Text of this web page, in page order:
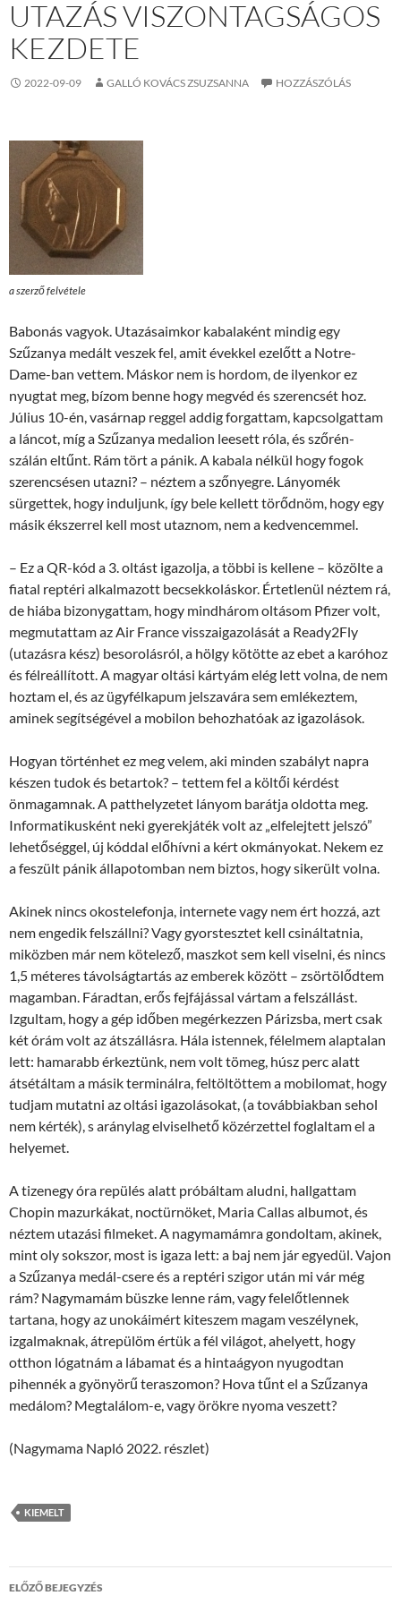
UTAZÁS VISZONTAGSÁGOS
KEZDETE
2022-09-09 GALLÓ KOVÁCS ZSUZSANNA HOZZÁSZÓLÁS
a szerző felvétele
Babonás vagyok. Utazásaimkor kabalaként mindig egy
Szűzanya medált veszek fel, amit évekkel ezelőtt a Notre-
Dame-ban vettem. Máskor nem is hordom, de ilyenkor ez
nyugtat meg, bízom benne hogy megvéd és szerencsét hoz.
Július 10-én, vasárnap reggel addig forgattam, kapcsolgattam
a láncot, míg a Szűzanya medalion leesett róla, és szőrén-
szálán eltűnt. Rám tört a pánik. A kabala nélkül hogy fogok
szerencsésen utazni? – néztem a szőnyegre. Lányomék
sürgettek, hogy induljunk, így bele kellett törődnöm, hogy egy
másik ékszerrel kell most utaznom, nem a kedvencemmel.
– Ez a QR-kód a 3. oltást igazolja, a többi is kellene – közölte a
fiatal reptéri alkalmazott becsekkoláskor. Értetlenül néztem rá,
de hiába bizonygattam, hogy mindhárom oltásom Pfizer volt,
megmutattam az Air France visszaigazolását a Ready2Fly
(utazásra kész) besorolásról, a hölgy kötötte az ebet a karóhoz
és félreállított. A magyar oltási kártyám elég lett volna, de nem
hoztam el, és az ügyfélkapum jelszavára sem emlékeztem,
aminek segítségével a mobilon behozhatóak az igazolások.
Hogyan történhet ez meg velem, aki minden szabályt napra
készen tudok és betartok? – tettem fel a költői kérdést
önmagamnak. A patthelyzetet lányom barátja oldotta meg.
Informatikusként neki gyerekjáték volt az „elfelejtett jelszó”
lehetőséggel, új kóddal előhívni a kért okmányokat. Nekem ez
a feszült pánik állapotomban nem biztos, hogy sikerült volna.
Akinek nincs okostelefonja, internete vagy nem ért hozzá, azt
nem engedik felszállni? Vagy gyorstesztet kell csináltatnia,
miközben már nem kötelező, maszkot sem kell viselni, és nincs
1,5 méteres távolságtartás az emberek között – zsörtölődtem
magamban. Fáradtan, erős fejfájással vártam a felszállást.
Izgultam, hogy a gép időben megérkezzen Párizsba, mert csak
két órám volt az átszállásra. Hála istennek, félelmem alaptalan
lett: hamarabb érkeztünk, nem volt tömeg, húsz perc alatt
átsétáltam a másik terminálra, feltöltöttem a mobilomat, hogy
tudjam mutatni az oltási igazolásokat, (a továbbiakban sehol
nem kérték), s aránylag elviselhető közérzettel foglaltam el a
helyemet.
A tizenegy óra repülés alatt próbáltam aludni, hallgattam
Chopin mazurkákat, noctürnöket, Maria Callas albumot, és
néztem utazási filmeket. A nagymamámra gondoltam, akinek,
mint oly sokszor, most is igaza lett: a baj nem jár egyedül. Vajon
a Szűzanya medál-csere és a reptéri szigor után mi vár még
rám? Nagymamám büszke lenne rám, vagy felelőtlennek
tartana, hogy az unokáimért kiteszem magam veszélynek,
izgalmaknak, átrepülöm értük a fél világot, ahelyett, hogy
otthon lógatnám a lábamat és a hintaágyon nyugodtan
pihennék a gyönyörű teraszomon? Hova tűnt el a Szűzanya
medálom? Megtalálom-e, vagy örökre nyoma veszett?
(Nagymama Napló 2022. részlet)
KIEMELT
Bejegyzések
ELŐZŐ BEJEGYZÉS